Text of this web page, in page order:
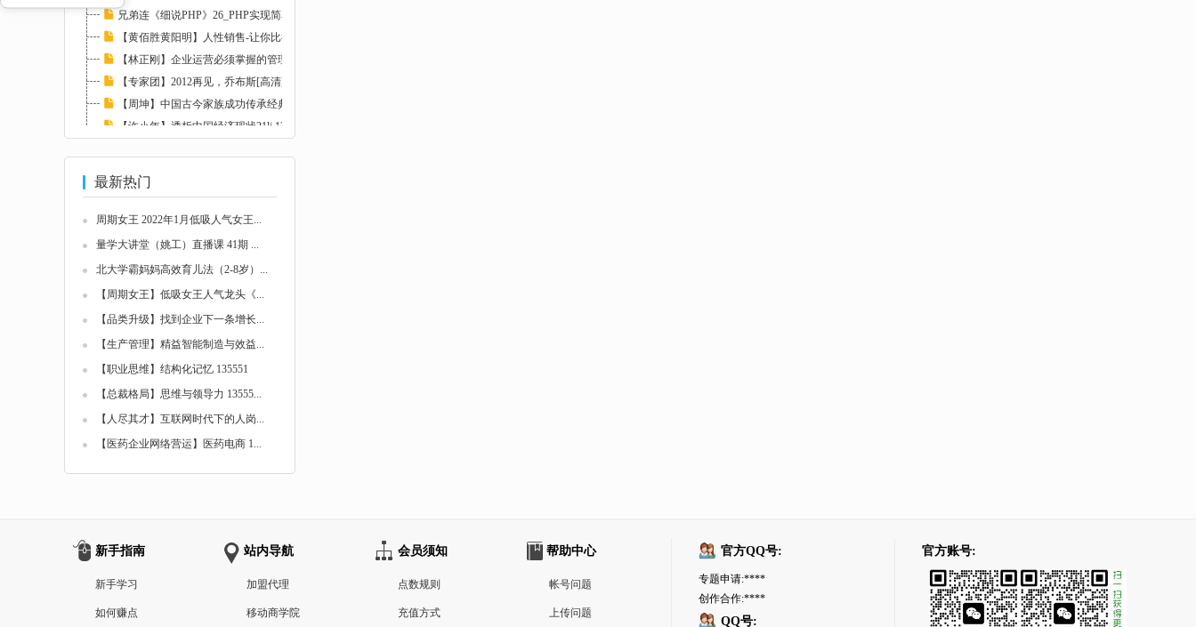
兄弟连《细说PHP》26_PHP实现简单计算器(ed2k...
【黄佰胜黄阳明】人性销售-让你比神更会卖21l...
【林正刚】企业运营必须掌握的管理工具 11324...
【专家团】2012再见，乔布斯[高清]llxl 82372...
【周坤】中国古今家族成功传承经典案例21lj 8...
【许小年】透析中国经济现状21lj 124684
最新热门
周期女王 2022年1月低吸人气女王...
量学大讲堂（姚工）直播课 41期 ...
北大学霸妈妈高效育儿法（2-8岁）...
【周期女王】低吸女王人气龙头《...
【品类升级】找到企业下一条增长...
【生产管理】精益智能制造与效益...
【职业思维】结构化记忆 135551
【总裁格局】思维与领导力 13555...
【人尽其才】互联网时代下的人岗...
【医药企业网络营运】医药电商 1...
新手指南
新手学习
如何赚点
站内导航
加盟代理
移动商学院
会员须知
点数规则
充值方式
帮助中心
帐号问题
上传问题
官方QQ号:
专题申请:****
创作合作:****
QQ号:
官方账号: